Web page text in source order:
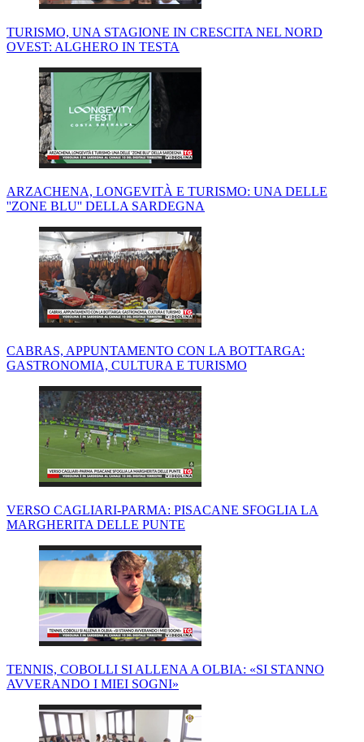
TURISMO, UNA STAGIONE IN CRESCITA NEL NORD
OVEST: ALGHERO IN TESTA
ARZACHENA, LONGEVITÀ E TURISMO: UNA DELLE
''ZONE BLU'' DELLA SARDEGNA
CABRAS, APPUNTAMENTO CON LA BOTTARGA:
GASTRONOMIA, CULTURA E TURISMO
VERSO CAGLIARI-PARMA: PISACANE SFOGLIA LA
MARGHERITA DELLE PUNTE
TENNIS, COBOLLI SI ALLENA A OLBIA: «SI STANNO
AVVERANDO I MIEI SOGNI»